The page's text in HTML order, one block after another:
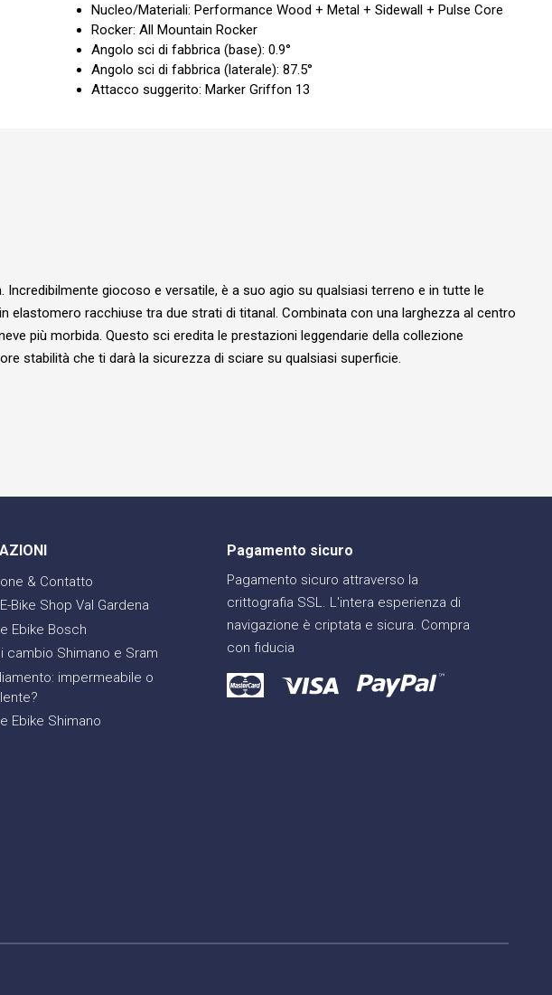
Nucleo/Materiali: Performance Wood + Metal + Sidewall + Pulse Core
Rocker: All Mountain Rocker
Angolo sci di fabbrica (base): 0.9°
Angolo sci di fabbrica (laterale): 87.5°
Attacco suggerito: Marker Griffon 13
giocoso e versatile, è a suo agio su qualsiasi terreno e in tutte le
elastomero racchiuse tra due strati di titanal. Combinata con una larghezza al centro
più morbida. Questo sci eredita le prestazioni leggendarie della collezione
stabilità che ti darà la sicurezza di sciare su qualsiasi superficie.
& Contatto
Bike Shop Val Gardena
Ebike Bosch
cambio Shimano e Sram
impermeabile o
Ebike Shimano
Pagamento sicuro
Pagamento sicuro attraverso la
crittografia SSL. L'intera esperienza di
navigazione è criptata e sicura. Compra
con fiducia